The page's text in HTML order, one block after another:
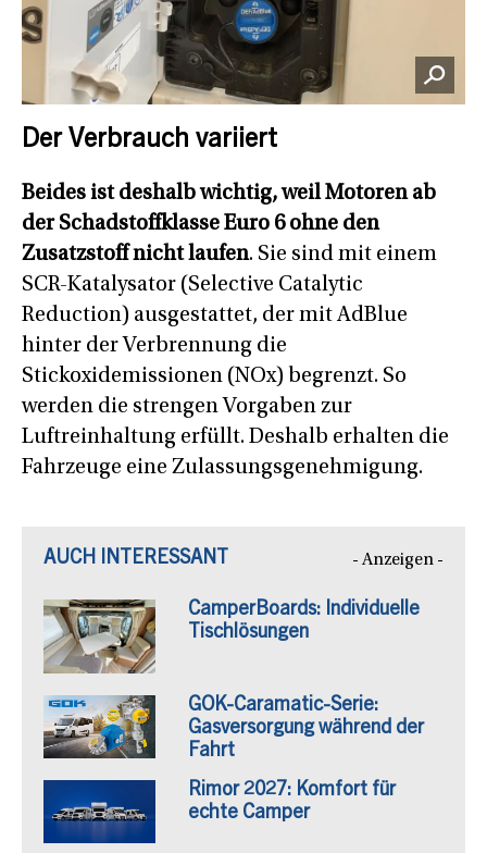
Der Verbrauch variiert
Beides ist deshalb wichtig, weil Motoren ab
der Schadstoffklasse Euro 6 ohne den
Zusatzstoff nicht laufen. Sie sind mit einem
SCR-Katalysator (Selective Catalytic
Reduction) ausgestattet, der mit AdBlue
hinter der Verbrennung die
Stickoxidemissionen (NOx) begrenzt. So
werden die strengen Vorgaben zur
Luftreinhaltung erfüllt. Deshalb erhalten die
Fahrzeuge eine Zulassungsgenehmigung.
AUCH INTERESSANT - Anzeigen -
CamperBoards: Individuelle
Tischlösungen
GOK-Caramatic-Serie:
Gasversorgung während der
Fahrt
Rimor 2027: Komfort für
echte Camper